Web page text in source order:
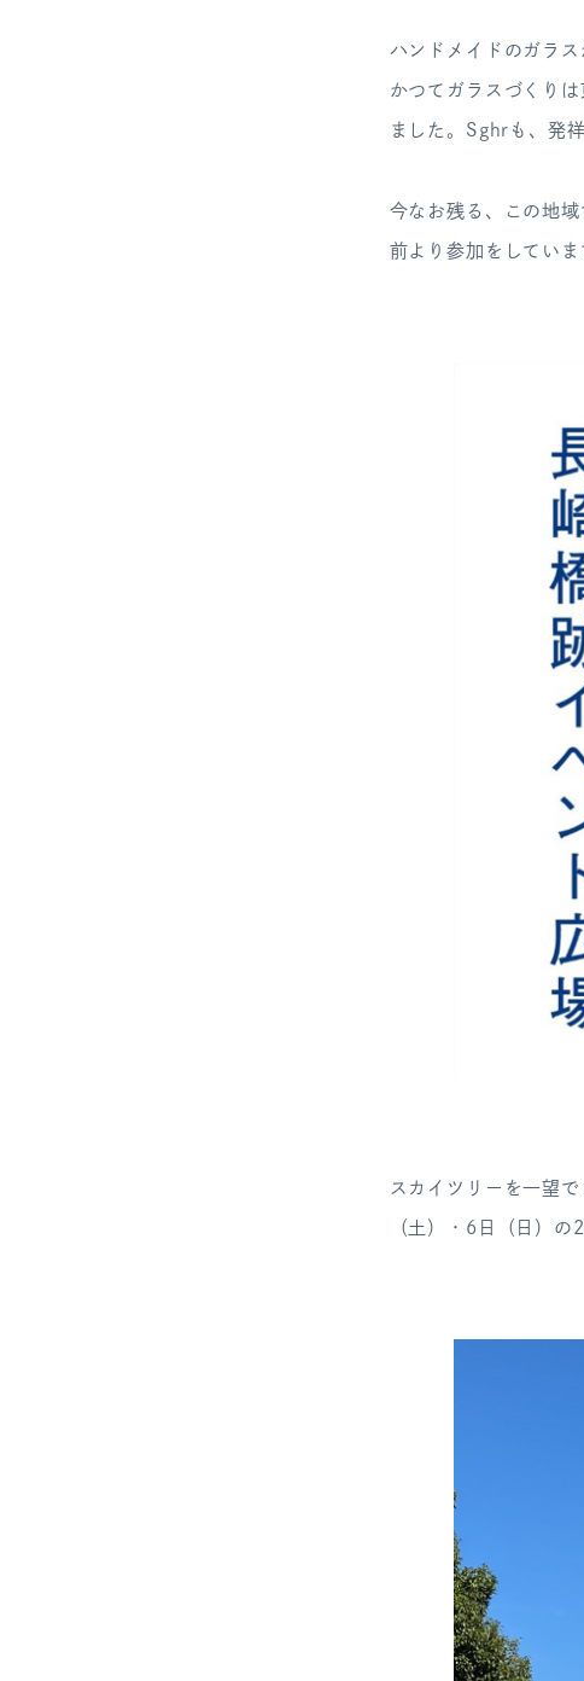
ハンドメイドのガラ
かつてガラスづくり
ました。Sghrも、発
今なお残る、この地
前より参加をしていま
スカイツリーを一望
（土）・6日（日）の